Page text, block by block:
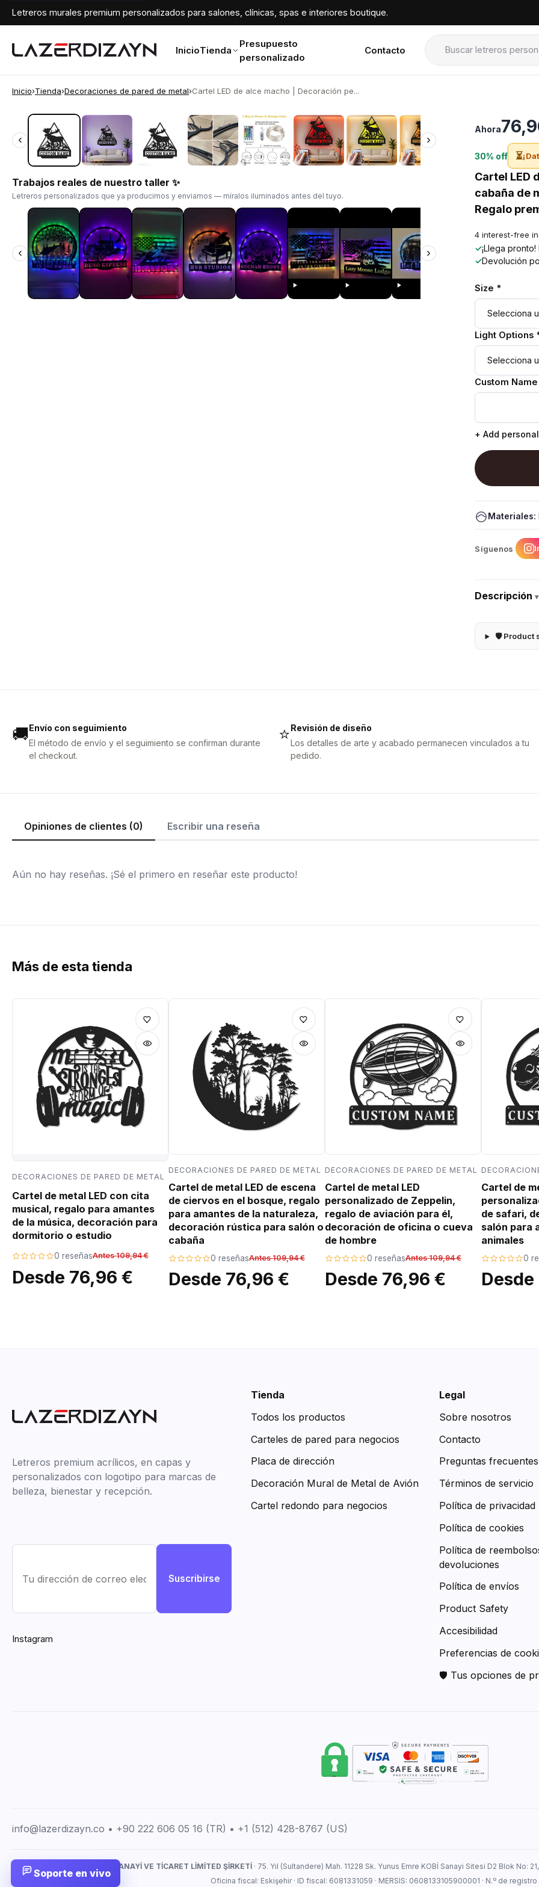
Letreros murales premium personalizados para salones, clínicas, spas e interiores boutique.
InicioTienda
Presupuesto
personalizado
Contacto
Inicio›Tienda›Decoraciones de pared de metal›Cartel LED de alce macho | Decoración pe...
‹ ›
‹ ›
Trabajos reales de nuestro taller ✨
Letreros personalizados que ya producimos y enviamos — míralos iluminados antes del tuyo.
‹ ›
Ahora
30% off ⏳
Cartel LED
cabaña de
Regalo
4 interest-free
✓¡Llega
✓Devolución
Size *
Light Options
Custom
+ Add
Materiales:
Síguenos
Descripción▾
🛡 Product
🚚Envío con seguimiento
El método de envío y el seguimiento se confirman durante
el checkout.
⭐Revisión de diseño
Los detalles de arte y acabado permanecen vinculados a tu
pedido.
Opiniones de clientes (0) Escribir una reseña
Aún no hay reseñas. ¡Sé el primero en reseñar este producto!
Más de esta tienda
DECORACIONES DE PARED DE METAL
Cartel de metal LED con cita
musical, regalo para amantes
de la música, decoración para
dormitorio o estudio
0 reseñasAntes 109,94 €
Desde 76,96 €
DECORACIONES DE PARED DE METAL
Cartel de metal LED de escena
de ciervos en el bosque, regalo
para amantes de la naturaleza,
decoración rústica para salón o
cabaña
0 reseñasAntes 109,94 €
Desde 76,96 €
DECORACIONES DE PARED DE METAL
Cartel de metal LED
personalizado de Zeppelin,
regalo de aviación para él,
decoración de oficina o cueva
de hombre
0 reseñasAntes 109,94 €
Desde 76,96 €
Cartel de
de safari,
salón para
animales
0
Letreros premium acrílicos, en capas y
personalizados con logotipo para marcas de
belleza, bienestar y recepción.
Suscribirse
Instagram
Tienda
Todos los productos
Carteles de pared para negocios
Placa de dirección
Decoración Mural de Metal de Avión
Cartel redondo para negocios
Legal
Sobre nosotros
Contacto
Preguntas frecuentes
Términos de servicio
Política de privacidad
Política de cookies
Política de
devoluciones
Política de envíos
Product Safety
Accesibilidad
Preferencias de
🛡 Tus opciones de
info@lazerdizayn.co • +90 222 606 05 16 (TR) • +1 (512) 428-8767 (US)
LAZERDİZAYN İMALAT SANAYİ VE TİCARET LİMİTED ŞİRKETİ · 75. Yıl (Sultandere) Mah. 11228 Sk. Yunus Emre KOBİ Sanayi Sitesi D2 Blok No:
Oficina fiscal: Eskişehir · ID fiscal: 6081331059 · MERSIS: 0608133105900001 · N.º de
Soporte en vivo